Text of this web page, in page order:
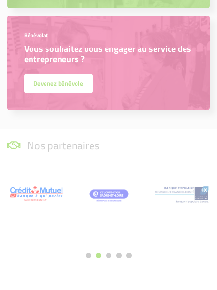
Bénévolat
Vous souhaitez vous engager au service des
entrepreneurs ?
Devenez bénévole
Nos partenaires